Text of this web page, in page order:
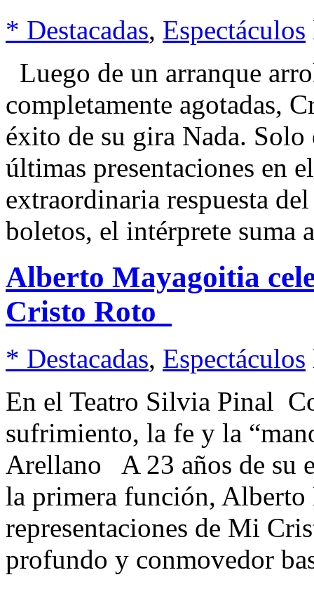
* Destacadas, Espectáculos
Luego de un arranque
completamente agotadas,
éxito de su gira Nada.
últimas presentaciones en
extraordinaria respuesta
boletos, el intérprete suma
Alberto Mayagoitia
Cristo Roto
* Destacadas, Espectáculos
En el Teatro Silvia Pinal
sufrimiento, la fe y la
Arellano A 23 años de su
la primera función,
representaciones de Mi
profundo y conmovedor